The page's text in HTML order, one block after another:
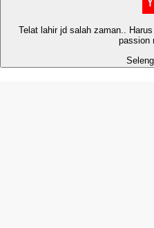
Telat lahir jd salah zaman..
passion